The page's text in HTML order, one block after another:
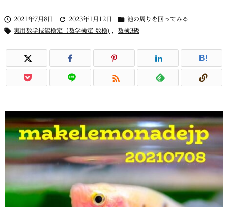
 2021年7月8日  2023年1月12日  池の周りを回ってみる
 実用数学技能検定（数学検定 数検) 数検3級
B!
